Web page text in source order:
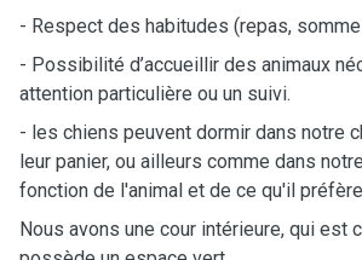
- Respect des habitudes (repas,
- Possibilité d’accueillir des animaux
attention particulière ou un suivi.
- les chiens peuvent dormir dans notre
leur panier, ou ailleurs comme dans
fonction de l'animal et de ce qu'il
Nous avons une cour intérieure, qui est